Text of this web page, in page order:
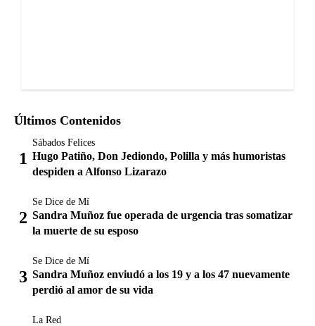
Últimos Contenidos
Sábados Felices
Hugo Patiño, Don Jediondo, Polilla y más humoristas
despiden a Alfonso Lizarazo
Se Dice de Mí
Sandra Muñoz fue operada de urgencia tras somatizar
la muerte de su esposo
Se Dice de Mí
Sandra Muñoz enviudó a los 19 y a los 47 nuevamente
perdió al amor de su vida
La Red